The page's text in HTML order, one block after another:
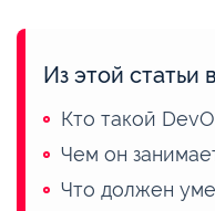
Из этой статьи
Кто такой
Чем он
Что должен